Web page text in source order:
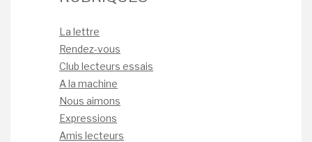
La lettre
Rendez-vous
Club lecteurs essais
A la machine
Nous aimons
Expressions
Amis lecteurs